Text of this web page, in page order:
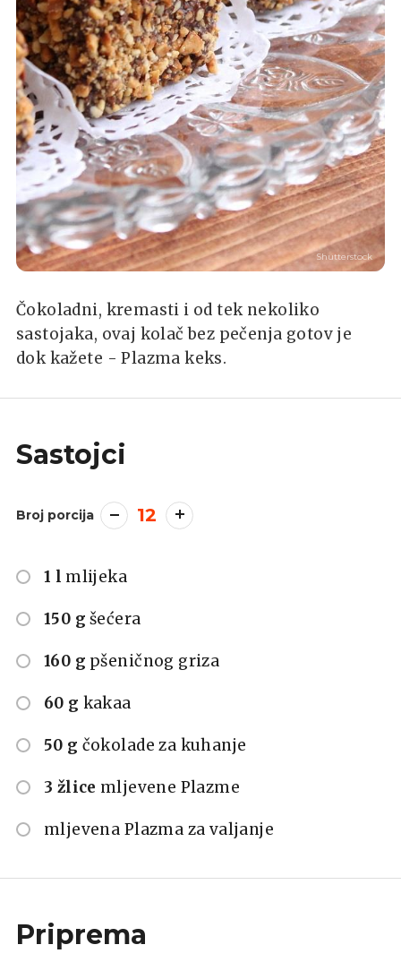
Shutterstock
Čokoladni, kremasti i od tek nekoliko
sastojaka, ovaj kolač bez pečenja gotov je
dok kažete - Plazma keks.
Sastojci
Broj porcija 12
1 l mlijeka
150 g šećera
160 g pšeničnog griza
60 g kakaa
50 g čokolade za kuhanje
3 žlice mljevene Plazme
mljevena Plazma za valjanje
Priprema